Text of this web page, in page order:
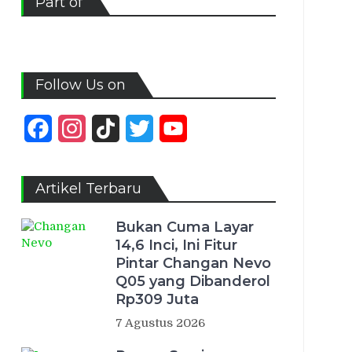
Follow Us on
FacebookInstagram
TikTok Twitter
Artikel Terbaru
Bukan Cuma Layar
14,6 Inci, Ini Fitur
Pintar Changan Nevo
Q05 yang Dibanderol
Rp309 Juta
7 Agustus 2026